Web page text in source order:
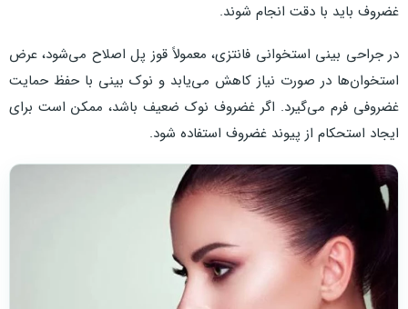
غضروف باید با دقت انجام شوند.
در جراحی بینی استخوانی فانتزی، معمولاً قوز پل اصلاح می‌شود، عرض
استخوان‌ها در صورت نیاز کاهش می‌یابد و نوک بینی با حفظ حمایت
غضروفی فرم می‌گیرد. اگر غضروف نوک ضعیف باشد، ممکن است برای
ایجاد استحکام از پیوند غضروف استفاده شود.